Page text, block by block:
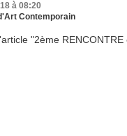
à 08:20
Contemporain